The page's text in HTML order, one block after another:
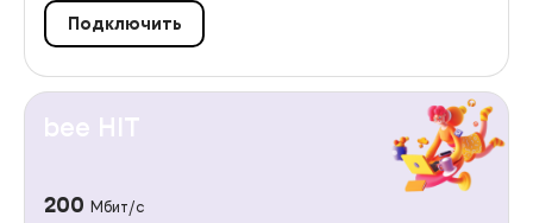
Подключить
bee HIT
200 Мбит/с